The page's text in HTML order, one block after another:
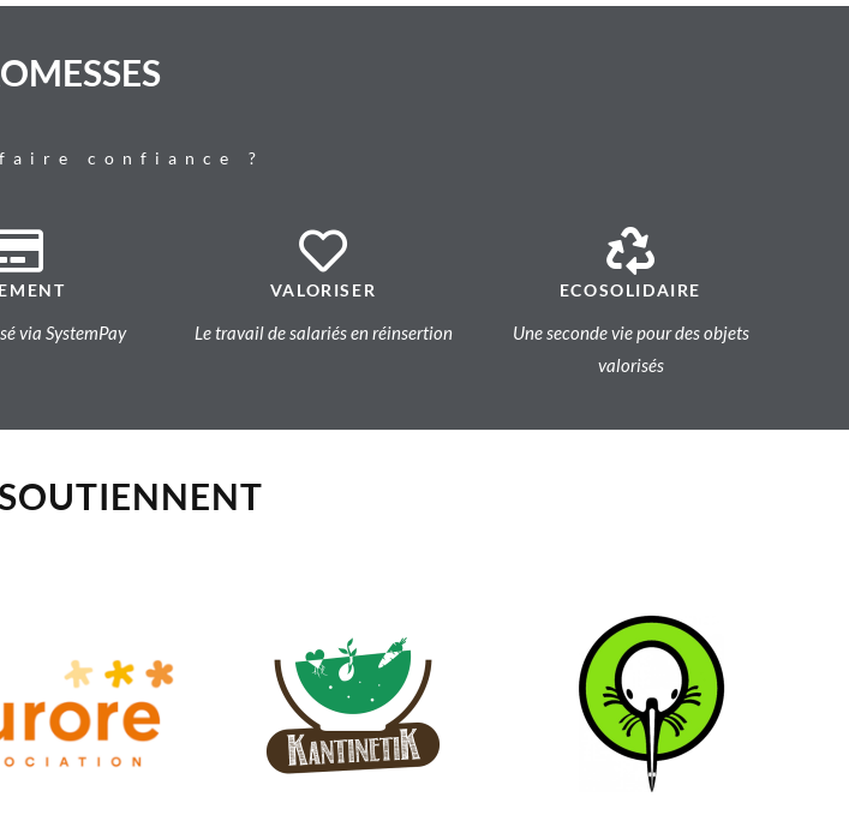
confiance ?
via SystemPay
VALORISER
Le travail de salariés en réinsertion
ECOSOLIDAIRE
Une seconde vie pour des objets
valorisés